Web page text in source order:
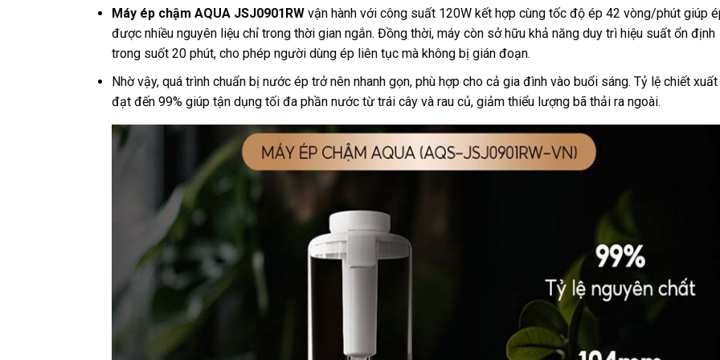
Máy ép chậm AQUA JSJ0901RWvận hành với công suất 120W kết hợp cùng tốc độ ép 42 vòng/phút giúp
được nhiều nguyên liệu chỉ trong thời gian ngắn. Đồng thời, máy còn sở hữu khả năng duy trì hiệu suất ổn định
trong suốt 20 phút, cho phép người dùng ép liên tục mà không bị gián đoạn.
Nhờ vậy, quá trình chuẩn bị nước ép trở nên nhanh gọn, phù hợp cho cả gia đình vào buổi sáng. Tỷ lệ chiết xuất
đạt đến 99% giúp tận dụng tối đa phần nước từ trái cây và rau củ, giảm thiểu lượng bã thải ra ngoài.